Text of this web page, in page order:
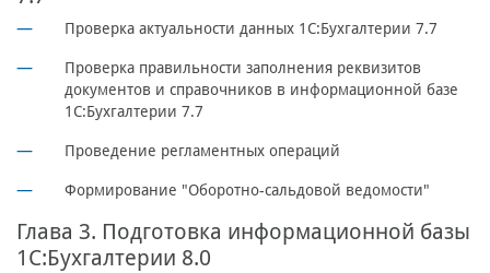
Проверка актуальности данных 1С:Бухгалтерии 7.7
Проверка правильности заполнения реквизитов
документов и справочников в информационной базе
1С:Бухгалтерии 7.7
Проведение регламентных операций
Формирование "Оборотно-сальдовой ведомости"
Глава 3. Подготовка информационной базы
1С:Бухгалтерии 8.0